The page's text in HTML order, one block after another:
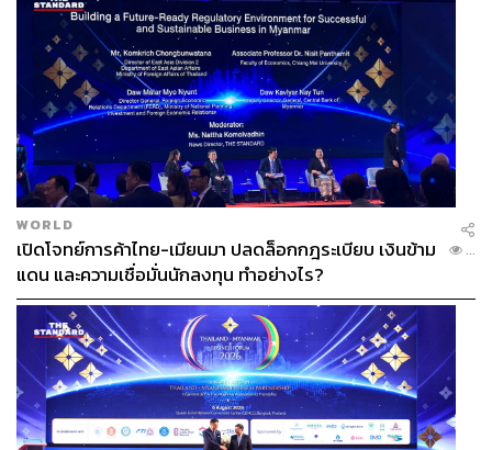
WORLD
เปิดโจทย์การค้าไทย-เมียนมา ปลดล็อกกฎระเบียบ เงินข้าม
แดน และความเชื่อมั่นนักลงทุน ทำอย่างไร?
...